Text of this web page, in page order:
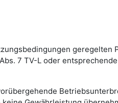
7 TV-L oder